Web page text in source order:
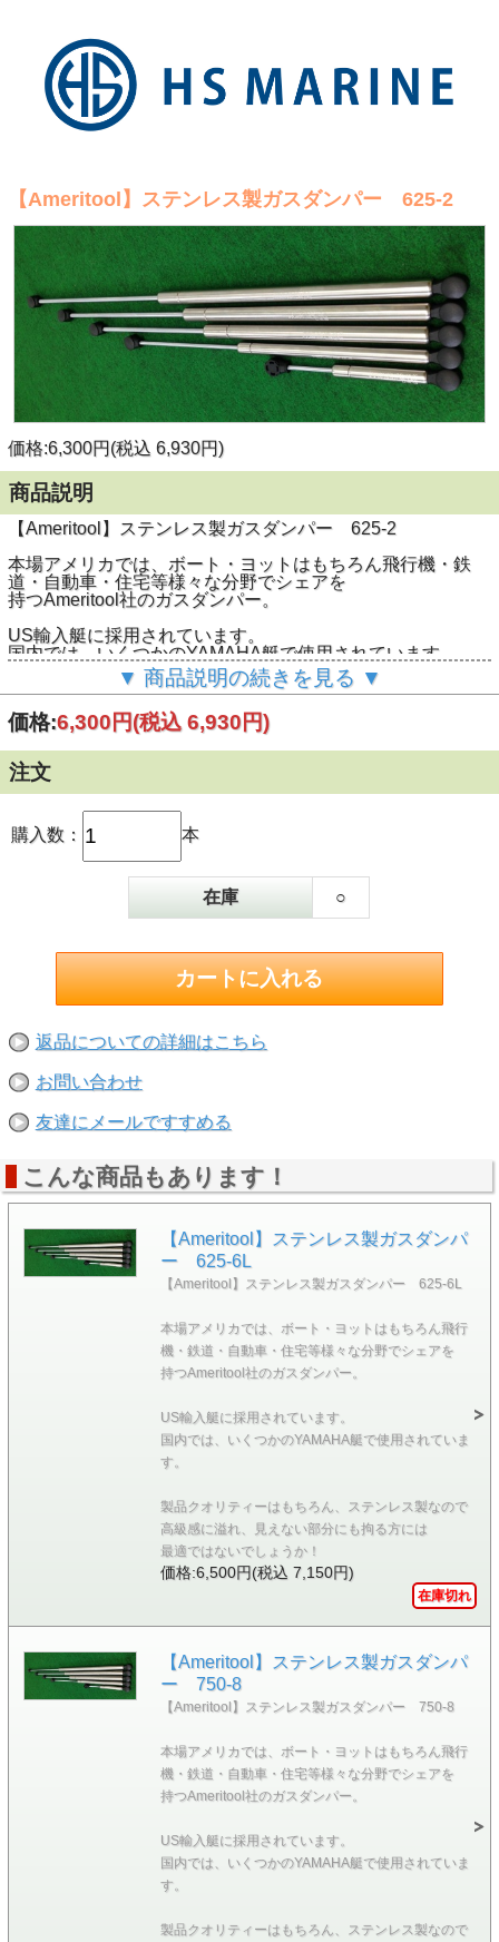
【Ameritool】ステンレス製ガスダンパー 625-2
価格:6,300円(税込 6,930円)
商品説明
【Ameritool】ステンレス製ガスダンパー 625-2
本場アメリカでは、ボート・ヨットはもちろん飛行機・鉄
道・自動車・住宅等様々な分野でシェアを
持つAmeritool社のガスダンパー。
US輸入艇に採用されています。
国内では、いくつかのYAMAHA艇で使用されています。
製品クオリティーはもちろん、ステンレス製なので高級感に
溢れ、見えない部分にも拘る方には
最適ではないでしょうか！
▼ 商品説明の続きを見る ▼
価格:6,300円(税込 6,930円)
注文
購入数： 本
在庫 ○
返品についての詳細はこちら
お問い合わせ
友達にメールですすめる
こんな商品もあります！
【Ameritool】ステンレス製ガスダンパ
ー 625-6L
【Ameritool】ステンレス製ガスダンパー 625-6L
本場アメリカでは、ボート・ヨットはもちろん飛行
機・鉄道・自動車・住宅等様々な分野でシェアを
持つAmeritool社のガスダンパー。
US輸入艇に採用されています。
国内では、いくつかのYAMAHA艇で使用されていま
す。
製品クオリティーはもちろん、ステンレス製なので
高級感に溢れ、見えない部分にも拘る方には
最適ではないでしょうか！
価格:6,500円(税込 7,150円)
在庫切れ
【Ameritool】ステンレス製ガスダンパ
ー 750-8
【Ameritool】ステンレス製ガスダンパー 750-8
本場アメリカでは、ボート・ヨットはもちろん飛行
機・鉄道・自動車・住宅等様々な分野でシェアを
持つAmeritool社のガスダンパー。
US輸入艇に採用されています。
国内では、いくつかのYAMAHA艇で使用されていま
す。
製品クオリティーはもちろん、ステンレス製なので